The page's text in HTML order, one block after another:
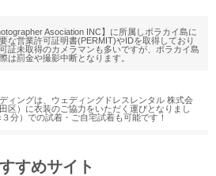
Asociation INC】に所属しボラカイ島に
な営業許可証明書(PERMIT)やIDを取得しており
証未取得のカメラマンも多いですが、ボラカイ島
は罰金や撮影中断となります。
ィングは、ウェディングドレスレンタル 株式会
区）に衣装のご協力をいただく運びとなりまし
分）での試着・ご自宅試着も可能です！
ありがとうございます。
すめサイト